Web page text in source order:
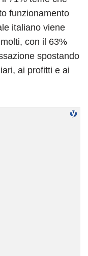
funzionamento
italiano viene
con il 63%
spostando
ai profitti e ai